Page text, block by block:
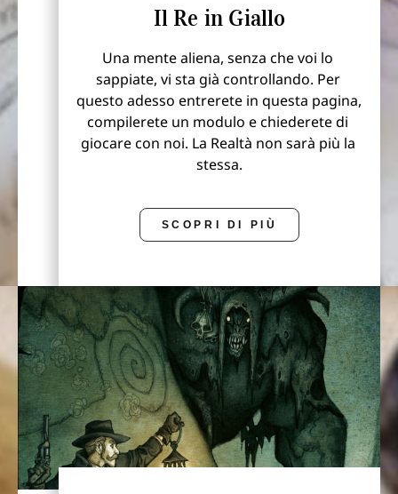
Il Re in Giallo
Una mente aliena, senza che voi lo
sappiate, vi sta già controllando. Per
questo adesso entrerete in questa pagina,
compilerete un modulo e chiederete di
giocare con noi. La Realtà non sarà più la
stessa.
SCOPRI DI PIÙ